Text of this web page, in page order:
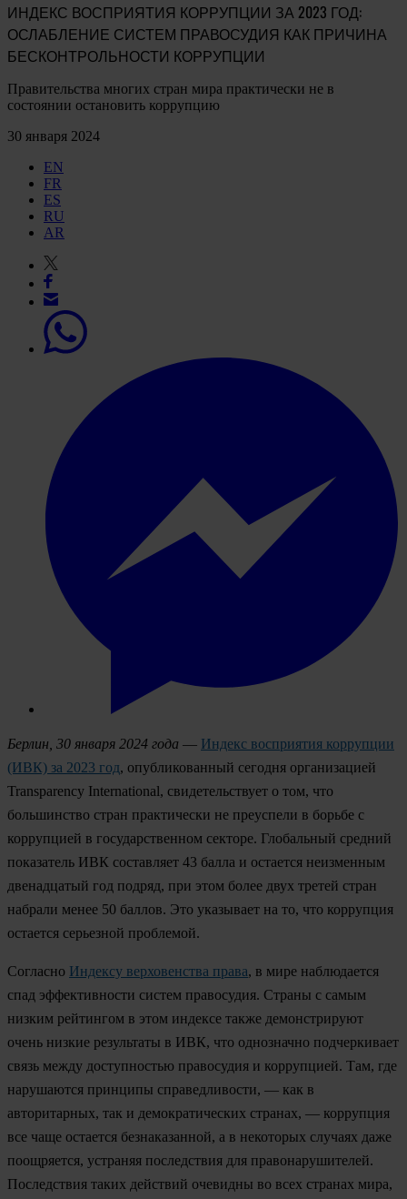
ИНДЕКС ВОСПРИЯТИЯ КОРРУПЦИИ ЗА 2023 ГОД:
ОСЛАБЛЕНИЕ СИСТЕМ ПРАВОСУДИЯ КАК ПРИЧИНА
БЕСКОНТРОЛЬНОСТИ КОРРУПЦИИ
Правительства многих стран мира практически не в
состоянии остановить коррупцию
30 января 2024
EN
FR
ES
RU
AR
Берлин, 30 января 2024 года — Индекс восприятия коррупции
(ИВК) за 2023 год, опубликованный сегодня организацией
Transparency International, свидетельствует о том, что
большинство стран практически не преуспели в борьбе с
коррупцией в государственном секторе. Глобальный средний
показатель ИВК составляет 43 балла и остается неизменным
двенадцатый год подряд, при этом более двух третей стран
набрали менее 50 баллов. Это указывает на то, что коррупция
остается серьезной проблемой.
Согласно Индексу верховенства права, в мире наблюдается
спад эффективности систем правосудия. Страны с самым
низким рейтингом в этом индексе также демонстрируют
очень низкие результаты в ИВК, что однозначно подчеркивает
связь между доступностью правосудия и коррупцией. Там, где
нарушаются принципы справедливости, — как в
авторитарных, так и демократических странах, — коррупция
все чаще остается безнаказанной, а в некоторых случаях даже
поощряется, устраняя последствия для правонарушителей.
Последствия таких действий очевидны во всех странах мира,